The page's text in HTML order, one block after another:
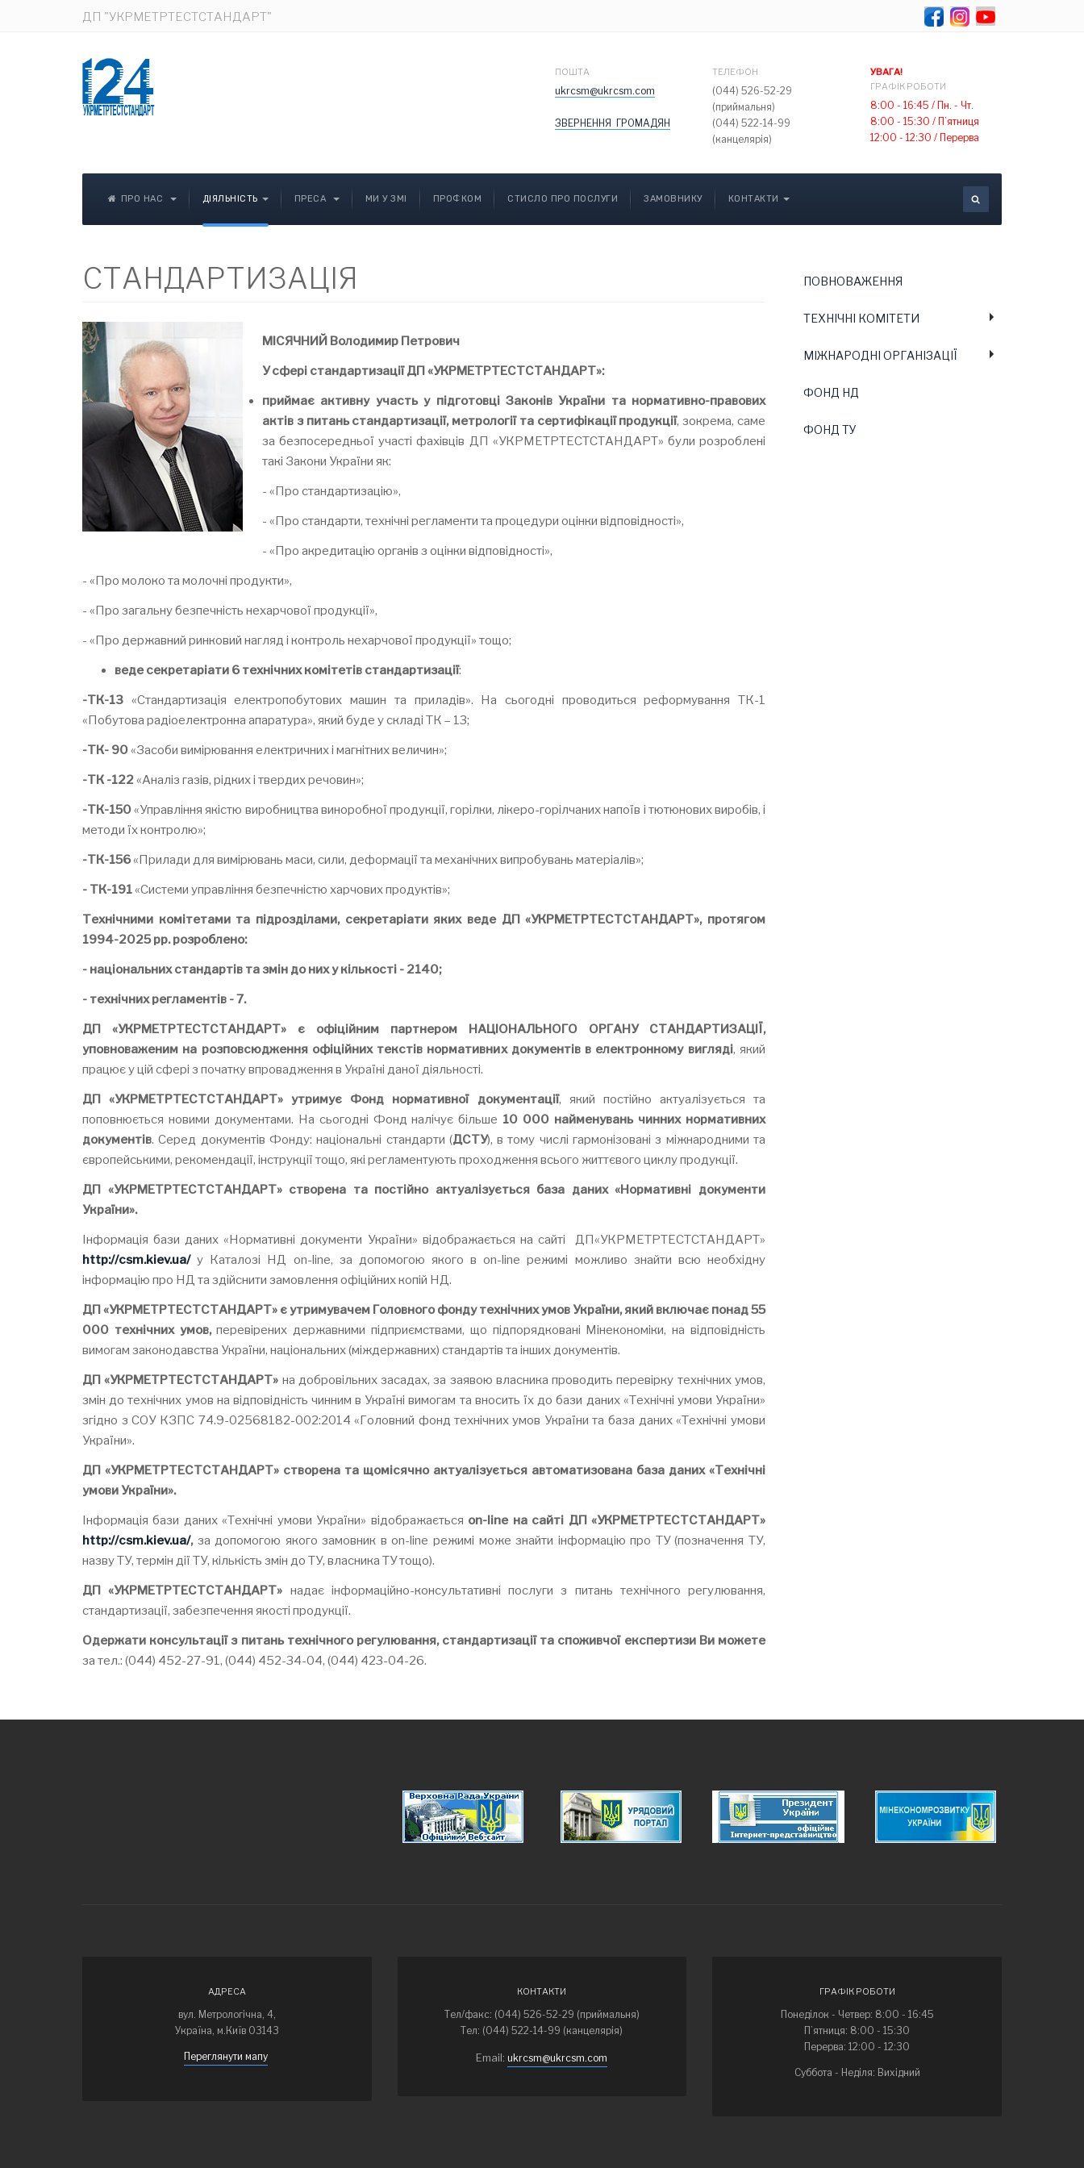
ДП "УКРМЕТРТЕСТСТАНДАРТ"
ПОШТА
ukrcsm@ukrcsm.com
ЗВЕРНЕННЯ ГРОМАДЯН
ТЕЛЕФОН
(044) 526-52-29
(приймальня)
(044) 522-14-99
(канцелярія)
УВАГА!
ГРАФІК РОБОТИ
8:00 - 16:45 / Пн. - Чт.
8:00 - 15:30 / П’ятниця
12:00 - 12:30 / Перерва
ПРО НАС ДІЯЛЬНІСТЬ ПРЕСА МИ У ЗМІ ПРОФКОМ СТИСЛО ПРО ПОСЛУГИ ЗАМОВНИКУ КОНТАКТИ
CТАНДАРТИЗАЦІЯ
МІСЯЧНИЙ Володимир Петрович
У сфері стандартизації ДП «УКРМЕТРТЕСТСТАНДАРТ»:
приймає активну участь у підготовці Законів України та нормативно-правових
актів з питань стандартизації, метрології та сертифікації продукції, зокрема, саме
за безпосередньої участі фахівців ДП «УКРМЕТРТЕСТСТАНДАРТ» були розроблені
такі Закони України як:
- «Про стандартизацію»,
- «Про стандарти, технічні регламенти та процедури оцінки відповідності»,
- «Про акредитацію органів з оцінки відповідності»,
- «Про молоко та молочні продукти»,
- «Про загальну безпечність нехарчової продукції»,
- «Про державний ринковий нагляд і контроль нехарчової продукції» тощо;
веде секретаріати 6 технічних комітетів стандартизації:
-ТК-13 «Стандартизація електропобутових машин та приладів». На сьогодні проводиться реформування ТК-1
«Побутова радіоелектронна апаратура», який буде у складі ТК – 13;
-ТК- 90«Засоби вимірювання електричних і магнітних величин»;
-ТК -122«Аналіз газів, рідких і твердих речовин»;
-ТК-150«Управління якістю виробництва виноробної продукції, горілки, лікеро-горілчаних напоїв і тютюнових виробів, і
методи їх контролю»;
-ТК-156«Прилади для вимірювань маси, сили, деформації та механічних випробувань матеріалів»;
- ТК-191«Системи управління безпечністю харчових продуктів»;
Технічними комітетами та підрозділами, секретаріати яких веде ДП «УКРМЕТРТЕСТСТАНДАРТ»,протягом
1994-2025 рр. розроблено:
- національних стандартів та змін до них у кількості - 2140;
- технічних регламентів - 7.
ДП «УКРМЕТРТЕСТСТАНДАРТ» є офіційним партнером НАЦІОНАЛЬНОГО ОРГАНУ СТАНДАРТИЗАЦІЇ,
уповноваженим на розповсюдження офіційних текстів нормативних документів в електронному вигляді, який
працює у цій сфері з початку впровадження в Україні даної діяльності.
ДП «УКРМЕТРТЕСТСТАНДАРТ» утримує Фонд нормативної документації, який постійно актуалізується та
поповнюється новими документами. На сьогодні Фонд налічує більше 10 000 найменувань чинних нормативних
документів. Серед документів Фонду: національні стандарти (ДСТУ), в тому числі гармонізовані з міжнародними та
європейськими, рекомендації, інструкції тощо, які регламентують проходження всього життєвого циклу продукції.
ДП «УКРМЕТРТЕСТСТАНДАРТ» створена та постійно актуалізується база даних «Нормативні документи
України».
Інформація бази даних «Нормативні документи України» відображається на сайті ДП«УКРМЕТРТЕСТСТАНДАРТ»
http://csm.kiev.ua/у Каталозі НД on-line, за допомогою якого в on-line режимі можливо знайти всю необхідну
інформацію про НД та здійснити замовлення офіційних копій НД.
ДП «УКРМЕТРТЕСТСТАНДАРТ» є утримувачем Головного фонду технічних умов України, який включає понад 55
000 технічних умов,перевірених державними підприємствами, що підпорядковані Мінекономіки, на відповідність
вимогам законодавства України, національних (міждержавних) стандартів та інших документів.
ДП «УКРМЕТРТЕСТСТАНДАРТ» на добровільних засадах, за заявою власника проводить перевірку технічних умов,
змін до технічних умов на відповідність чинним в Україні вимогам та вносить їх до бази даних «Технічні умови України»
згідно з СОУ КЗПС 74.9-02568182-002:2014 «Головний фонд технічних умов України та база даних «Технічні умови
України».
ДП «УКРМЕТРТЕСТСТАНДАРТ» створена та щомісячно актуалізується автоматизована база даних «Технічні
умови України».
Інформація бази даних «Технічні умови України» відображається on-line на сайті ДП «УКРМЕТРТЕСТСТАНДАРТ»
http://csm.kiev.ua/,за допомогою якого замовник в on-line режимі може знайти інформацію про ТУ (позначення ТУ,
назву ТУ, термін дії ТУ, кількість змін до ТУ, власника ТУ тощо).
ДП «УКРМЕТРТЕСТСТАНДАРТ» надає інформаційно-консультативні послуги з питань технічного регулювання,
стандартизації, забезпечення якості продукції.
Одержати консультації з питань технічного регулювання, стандартизації та споживчої експертизи Ви можете
за тел.: (044) 452-27-91, (044) 452-34-04, (044) 423-04-26.
ПОВНОВАЖЕННЯ
ТЕХНІЧНІ КОМІТЕТИ
МІЖНАРОДНІ ОРГАНІЗАЦІЇ
ФОНД НД
ФОНД ТУ
АДРЕСА
вул. Метрологічна, 4,
Україна, м.Київ 03143
Переглянути мапу
КОНТАКТИ
Тел/факс: (044) 526-52-29 (приймальня)
Тел: (044) 522-14-99 (канцелярія)
Email:ukrcsm@ukrcsm.com
ГРАФІК РОБОТИ
Понеділок - Четвер: 8:00 - 16:45
П’ятниця: 8:00 - 15:30
Перерва: 12:00 - 12:30
Суббота - Неділя: Вихідний